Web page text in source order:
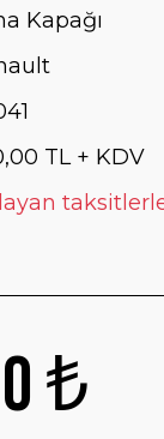
Kapağı
TL + KDV
₺